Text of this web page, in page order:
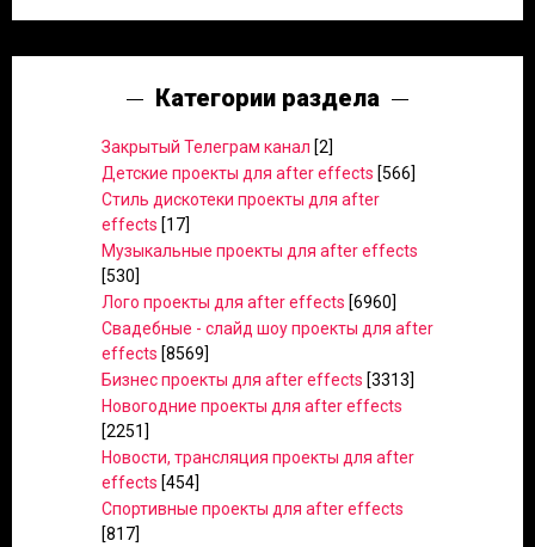
Категории раздела
Закрытый Телеграм канал [2]
Детские проекты для after effects [566]
Стиль дискотеки проекты для after
effects [17]
Музыкальные проекты для after effects
[530]
Лого проекты для after effects [6960]
Свадебные - слайд шоу проекты для after
effects [8569]
Бизнес проекты для after effects [3313]
Новогодние проекты для after effects
[2251]
Новости, трансляция проекты для after
effects [454]
Спортивные проекты для after effects
[817]